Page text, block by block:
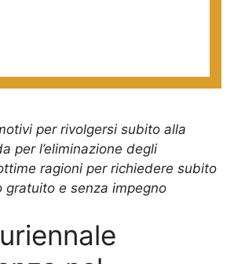
per rivolgersi subito alla
per l’eliminazione degli
ragioni per richiedere subito
gratuito e senza impegno